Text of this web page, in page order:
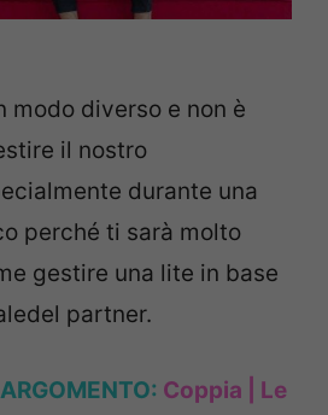
modo diverso e non è
il nostro
durante una
perché ti sarà molto
gestire una lite in base
partner.
Coppia | Le